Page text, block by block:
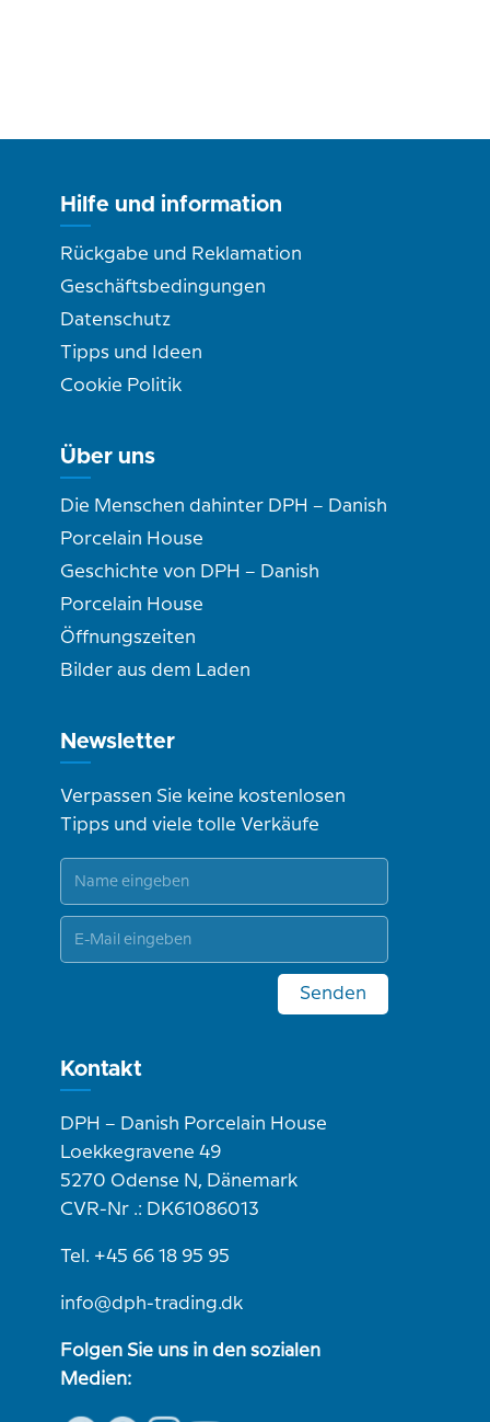
Hilfe und information
Rückgabe und Reklamation
Geschäftsbedingungen
Datenschutz
Tipps und Ideen
Cookie Politik
Über uns
Die Menschen dahinter DPH – Danish
Porcelain House
Geschichte von DPH – Danish
Porcelain House
Öffnungszeiten
Bilder aus dem Laden
Newsletter
Verpassen Sie keine kostenlosen
Tipps und viele tolle Verkäufe
Senden
Kontakt
DPH – Danish Porcelain House
Loekkegravene 49
5270 Odense N, Dänemark
CVR-Nr .: DK61086013
Tel. +45 66 18 95 95
info@dph-trading.dk
Folgen Sie uns in den sozialen
Medien: